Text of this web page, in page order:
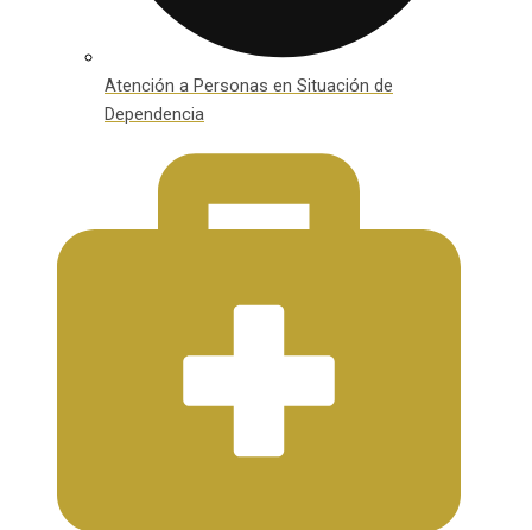
Atención a Personas en Situación de
Dependencia